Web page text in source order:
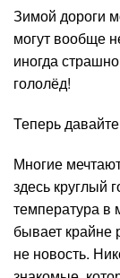
Зимой дороги
могут вообще
иногда
гололёд!
Теперь
Многие
здесь круглый
температура в
бывает крайне
не новость.